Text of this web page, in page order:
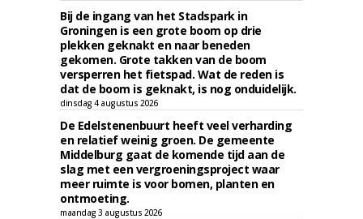
Bij de ingang van het Stadspark in
Groningen is een grote boom op drie
plekken geknakt en naar beneden
gekomen. Grote takken van de boom
versperren het fietspad. Wat de reden is
dat de boom is geknakt, is nog onduidelijk.
dinsdag 4 augustus 2026
De Edelstenenbuurt heeft veel verharding
en relatief weinig groen. De gemeente
Middelburg gaat de komende tijd aan de
slag met een vergroeningsproject waar
meer ruimte is voor bomen, planten en
ontmoeting.
maandag 3 augustus 2026